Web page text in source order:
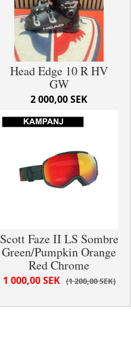
Head Edge 10 R HV
GW
2 000,00 SEK
Scott Faze II LS Sombre
Green/Pumpkin Orange
Red Chrome
1 200,00 SEK
1 000,00 SEK